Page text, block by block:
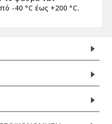
-40 °C έως +200 °C.